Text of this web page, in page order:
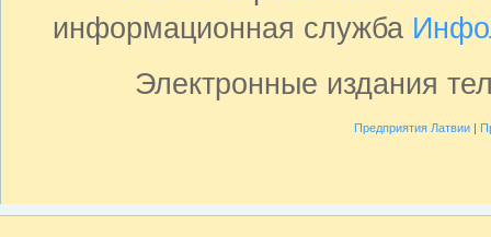
информационная служба
Электронные издания
Предприятия Латвии|